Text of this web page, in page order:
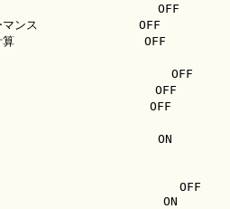
OFF
マンス              OFF
算                  OFF
OFF
OFF
OFF
ON
OFF
ON